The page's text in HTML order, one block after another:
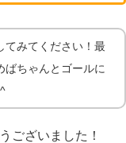
てみてください！最
ばちゃんとゴールに
ございました！